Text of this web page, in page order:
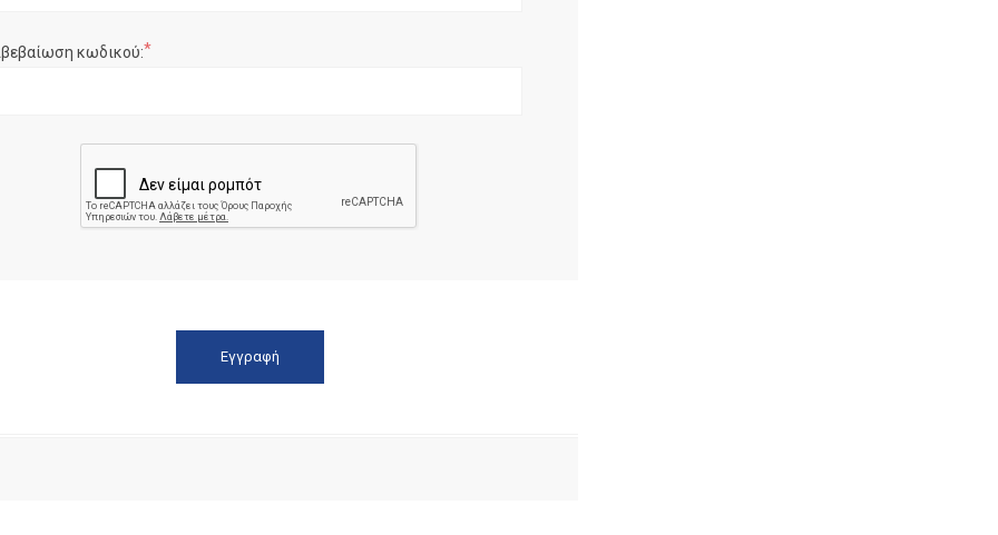
κωδικού:*